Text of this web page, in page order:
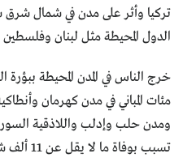
تركيا وأثر على مدن في شمال شرق
الدول المحيطة مثل لبنان وفلسطين
خرج الناس في المدن المحيطة ببؤرة
مئات المباني في مدن كهرمان
ومدن حلب وإدلب واللاذقية
تسبب